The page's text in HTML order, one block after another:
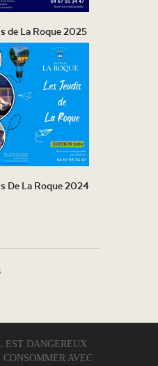
de La Roque 2025
De La Roque 2024
EST DANGEREUX
AVEC